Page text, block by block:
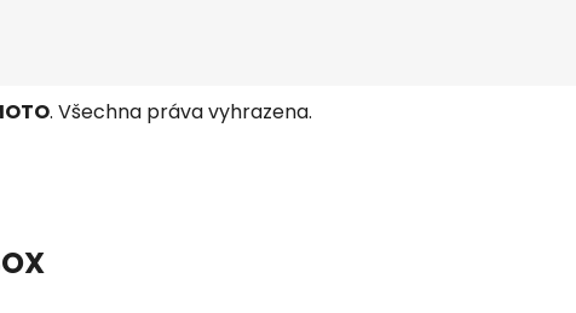
. Všechna práva vyhrazena.